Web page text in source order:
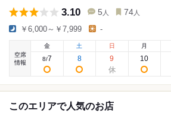
3.10 5 人 74 人
￥6,000～￥7,999 -
空席
情報
金
8/7
土
8
日
9
月
10
このエリアで人気のお店